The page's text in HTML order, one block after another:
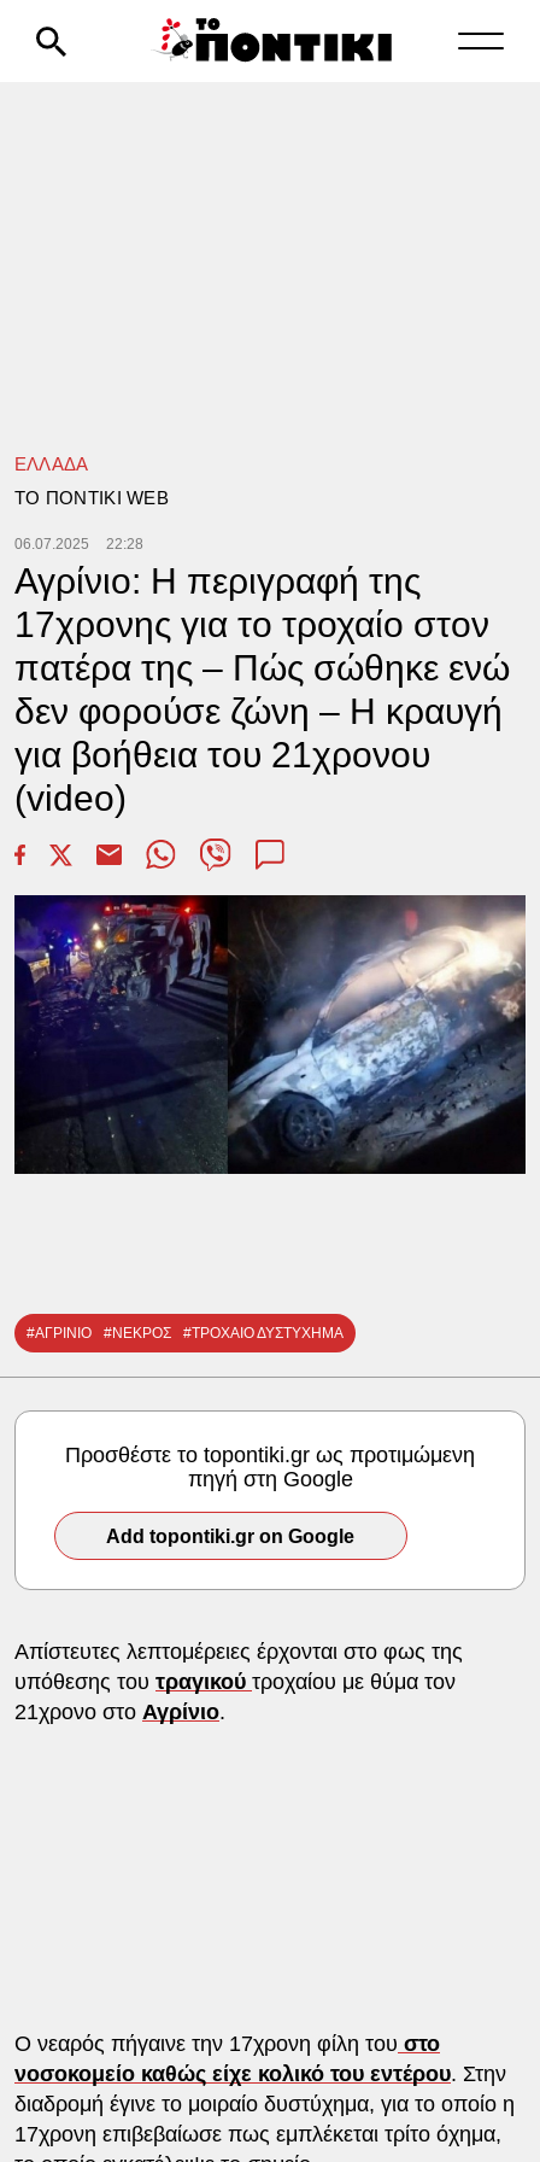
ΕΛΛΑΔΑ
TΟ ΠΟΝΤΙΚΙ WEB
06.07.2025 22:28
Αγρίνιο: Η περιγραφή της
17χρονης για το τροχαίο στον
πατέρα της – Πώς σώθηκε ενώ
δεν φορούσε ζώνη – Η κραυγή
για βοήθεια του 21χρονου
(video)
#ΑΓΡΙΝΙΟ #ΝΕΚΡΟΣ #ΤΡΟΧΑΙΟ ΔΥΣΤΥΧΗΜΑ
Προσθέστε το topontiki.gr ως προτιμώμενη
πηγή στη Google
Add topontiki.gr on Google
Απίστευτες λεπτομέρειες έρχονται στο φως της
υπόθεσης του τραγικού τροχαίου με θύμα τον
21χρονο στο Αγρίνιο.
Ο νεαρός πήγαινε την 17χρονη φίλη του στο
νοσοκομείο καθώς είχε κολικό του εντέρου. Στην
διαδρομή έγινε το μοιραίο δυστύχημα, για το οποίο η
17χρονη επιβεβαίωσε πως εμπλέκεται τρίτο όχημα,